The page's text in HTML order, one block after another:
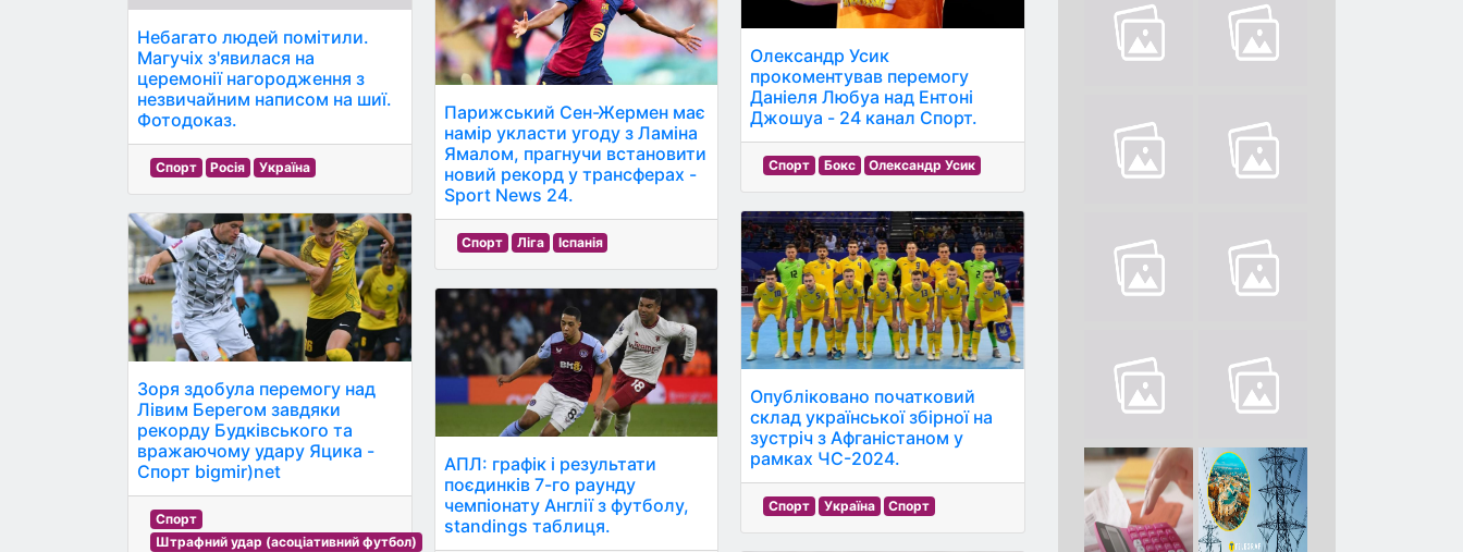
Небагато людей помітили.
Магучіх з'явилася на
церемонії нагородження з
незвичайним написом на шиї.
Фотодоказ.
Спорт Росія Україна
Зоря здобула перемогу над
Лівим Берегом завдяки
рекорду Будківського та
вражаючому удару Яцика -
Спорт bigmir)net
Спорт
Штрафний удар (асоціативний футбол)
Парижський Сен-Жермен має
намір укласти угоду з Ламіна
Ямалом, прагнучи встановити
новий рекорд у трансферах -
Sport News 24.
Спорт Ліга Іспанія
АПЛ: графік і результати
поєдинків 7-го раунду
чемпіонату Англії з футболу,
standings таблиця.
Олександр Усик
прокоментував перемогу
Даніеля Любуа над Ентоні
Джошуа - 24 канал Спорт.
Спорт Бокс Олександр Усик
Опубліковано початковий
склад української збірної на
зустріч з Афганістаном у
рамках ЧС-2024.
Спорт Україна Спорт